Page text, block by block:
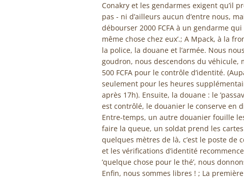
Conakry et les gendarmes exigent qu’il
pas - ni d’ailleurs aucun d’entre nous,
débourser 2000 FCFA à un gendarme
même chose chez eux’.; A Mpack, à la
la police, la douane et l’armée. Nous
goudron, nous descendons du véhicule,
500 FCFA pour le contrôle d’identité.
seulement pour les heures
après 17h). Ensuite, la douane : le
est contrôlé, le douanier le conserve en
Entre-temps, un autre douanier fouille
faire la queue, un soldat prend les
quelques mètres de là, c’est le poste de
et les vérifications d’identité
’quelque chose pour le thé’, nous
Enfin, nous sommes libres ! ; La